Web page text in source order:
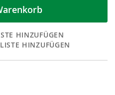
HINZUFÜGEN
HINZUFÜGEN